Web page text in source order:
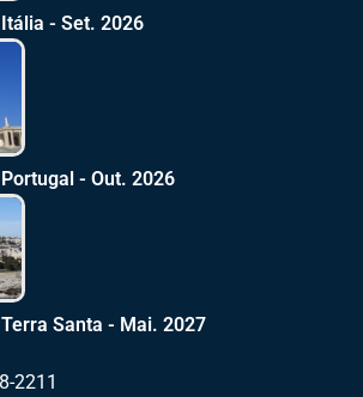
- Set. 2026
- Out. 2026
Santa - Mai. 2027
2211